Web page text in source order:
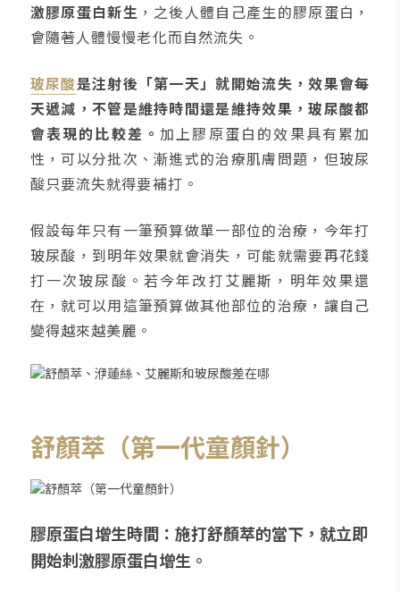
激膠原蛋白新生 ，之後人體自己產生的膠原蛋白，
會隨著人體慢慢老化而自然流失。
玻尿酸是注射後「第一天」就開始流失，效果會每
天遞減，不管是維持時間還是維持效果，玻尿酸都
會表現的比較差。加上膠原蛋白的效果具有累加
性，可以分批次、漸進式的治療肌膚問題，但玻尿
酸只要流失就得要補打。
假設每年只有一筆預算做單一部位的治療，今年打
玻尿酸，到明年效果就會消失，可能就需要再花錢
打一次玻尿酸。若今年改打艾麗斯，明年效果還
在，就可以用這筆預算做其他部位的治療，讓自己
變得越來越美麗。
舒顏萃（第一代童顏針）
膠原蛋白增生時間：施打舒顏萃的當下，就立即
開始刺激膠原蛋白增生。